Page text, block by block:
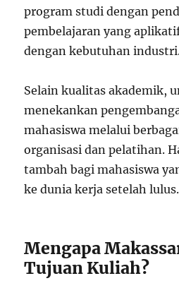
program studi dengan
pembelajaran yang
dengan kebutuhan
Selain kualitas akademik,
menekankan
mahasiswa melalui
organisasi dan pelatihan.
tambah bagi mahasiswa
ke dunia kerja setelah lulus.
Mengapa
Tujuan Kuliah?